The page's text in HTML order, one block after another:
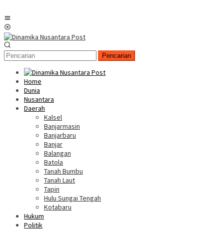
Pencarian
Home
Dunia
Nusantara
Daerah
Kalsel
Banjarmasin
Banjarbaru
Banjar
Balangan
Batola
Tanah Bumbu
Tanah Laut
Tapin
Hulu Sungai Tengah
Kotabaru
Hukum
Politik